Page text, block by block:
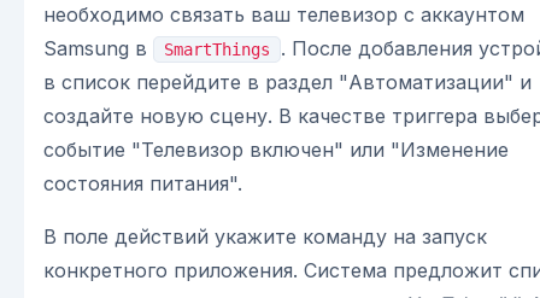
необходимо связать ваш телевизор с аккаунтом
Samsung в
SmartThings
. После добавления
в список перейдите в раздел "Автоматизации" и
создайте новую сцену. В качестве триггера
событие "Телевизор включен" или "Изменение
состояния питания".
В поле действий укажите команду на запуск
конкретного приложения. Система предложит